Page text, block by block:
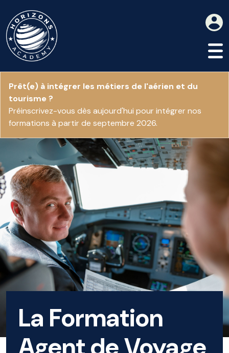
Prêt(e) à intégrer les métiers de l'aérien et du
tourisme ?
Préinscrivez-vous dès aujourd'hui pour intégrer nos
formations à partir de septembre 2026.
La Formation